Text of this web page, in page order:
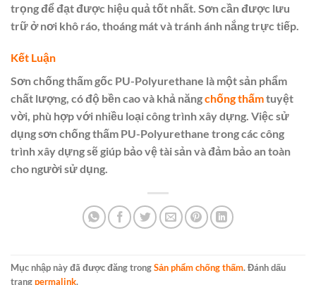
trọng để đạt được hiệu quả tốt nhất. Sơn cần được lưu
trữ ở nơi khô ráo, thoáng mát và tránh ánh nắng trực tiếp.
Kết Luận
Sơn chống thấm gốc PU-Polyurethane là một sản phẩm
chất lượng, có độ bền cao và khả năngchống thấmtuyệt
vời, phù hợp với nhiều loại công trình xây dựng. Việc sử
dụng sơn chống thấm PU-Polyurethane trong các công
trình xây dựng sẽ giúp bảo vệ tài sản và đảm bảo an toàn
cho người sử dụng.
Mục nhập này đã được đăng trongSản phẩm chống thấm. Đánh dấu
trangpermalink.